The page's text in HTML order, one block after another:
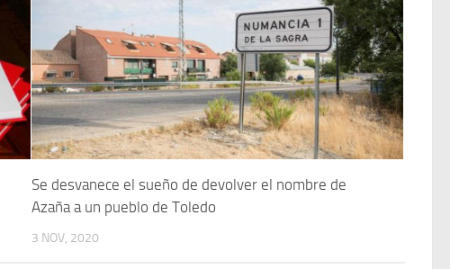
Se desvanece el sueño de devolver el nombre de
Azaña a un pueblo de Toledo
3 NOV, 2020